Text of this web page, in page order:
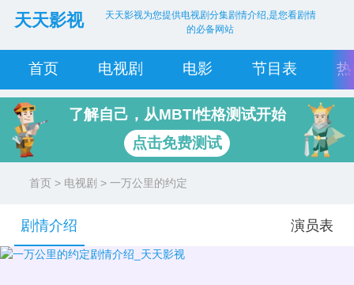
天天影视
天天影视为您提供电视剧分集剧情介绍,是您看剧情
的必备网站
首页 电视剧 电影 节目表
了解自己，从MBTI性格测试开始
点击免费测试
首页 > 电视剧 > 一万公里的约定
剧情介绍 演员表